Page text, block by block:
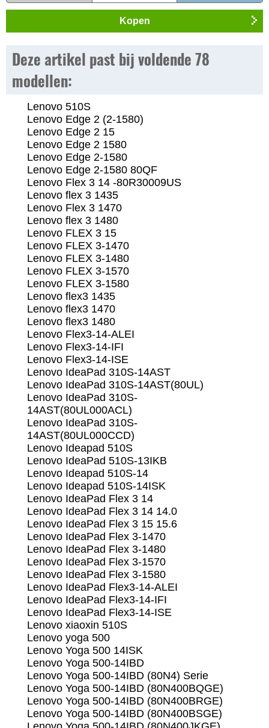
Kopen
Deze artikel past bij voldende 78
modellen:
Lenovo 510S
Lenovo Edge 2 (2-1580)
Lenovo Edge 2 15
Lenovo Edge 2 1580
Lenovo Edge 2-1580
Lenovo Edge 2-1580 80QF
Lenovo Flex 3 14 -80R30009US
Lenovo flex 3 1435
Lenovo Flex 3 1470
Lenovo flex 3 1480
Lenovo FLEX 3 15
Lenovo FLEX 3-1470
Lenovo FLEX 3-1480
Lenovo FLEX 3-1570
Lenovo FLEX 3-1580
Lenovo flex3 1435
Lenovo flex3 1470
Lenovo flex3 1480
Lenovo Flex3-14-ALEI
Lenovo Flex3-14-IFI
Lenovo Flex3-14-ISE
Lenovo IdeaPad 310S-14AST
Lenovo IdeaPad 310S-14AST(80UL)
Lenovo IdeaPad 310S-
14AST(80UL000ACL)
Lenovo IdeaPad 310S-
14AST(80UL000CCD)
Lenovo Ideapad 510S
Lenovo IdeaPad 510S-13IKB
Lenovo Ideapad 510S-14
Lenovo Ideapad 510S-14ISK
Lenovo IdeaPad Flex 3 14
Lenovo IdeaPad Flex 3 14 14.0
Lenovo IdeaPad Flex 3 15 15.6
Lenovo IdeaPad Flex 3-1470
Lenovo IdeaPad Flex 3-1480
Lenovo IdeaPad Flex 3-1570
Lenovo IdeaPad Flex 3-1580
Lenovo IdeaPad Flex3-14-ALEI
Lenovo IdeaPad Flex3-14-IFI
Lenovo IdeaPad Flex3-14-ISE
Lenovo xiaoxin 510S
Lenovo yoga 500
Lenovo Yoga 500 14ISK
Lenovo Yoga 500-14IBD
Lenovo Yoga 500-14IBD (80N4) Serie
Lenovo Yoga 500-14IBD (80N400BQGE)
Lenovo Yoga 500-14IBD (80N400BRGE)
Lenovo Yoga 500-14IBD (80N400BSGE)